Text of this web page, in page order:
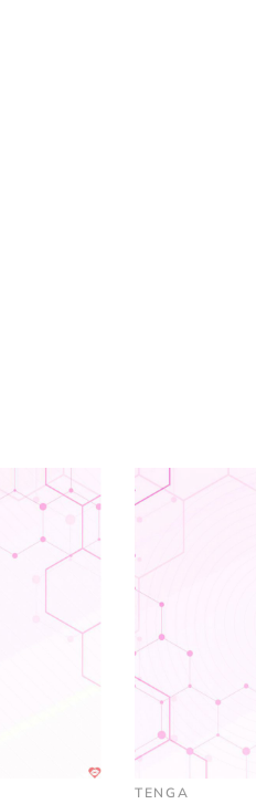
TENGA